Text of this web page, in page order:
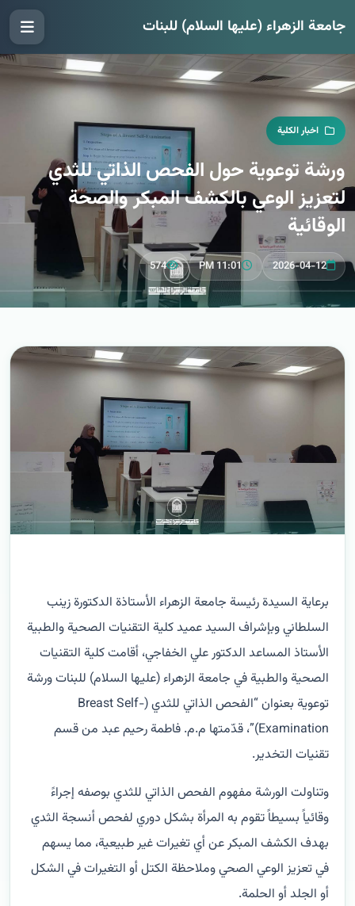
جامعة الزهراء (عليها السلام) للبنات
اخبار الكلية
ورشة توعوية حول الفحص الذاتي للثدي
لتعزيز الوعي بالكشف المبكر والصحة
الوقائية
2026-04-12
11:01 PM
574
برعاية السيدة رئيسة جامعة الزهراء الأستاذة الدكتورة زينب
السلطاني وبإشراف السيد عميد كلية التقنيات الصحية والطبية
الأستاذ المساعد الدكتور علي الخفاجي، أقامت كلية التقنيات
الصحية والطبية في جامعة الزهراء (عليها السلام) للبنات ورشة
توعوية بعنوان “الفحص الذاتي للثدي (Breast Self-
Examination)”، قدّمتها م.م. فاطمة رحيم عبد من قسم
تقنيات التخدير.
وتناولت الورشة مفهوم الفحص الذاتي للثدي بوصفه إجراءً
وقائياً بسيطاً تقوم به المرأة بشكل دوري لفحص أنسجة الثدي
بهدف الكشف المبكر عن أي تغيرات غير طبيعية، مما يسهم
في تعزيز الوعي الصحي وملاحظة الكتل أو التغيرات في الشكل
أو الجلد أو الحلمة.